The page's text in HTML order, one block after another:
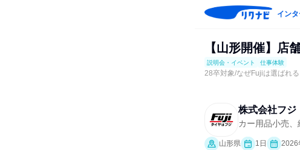
イン
【山形開催】店
説明会・イベント 仕事体験
28卒対象/なぜFujiは選ばれ
株式会社フジ
カー用品小売
山形県 1日
2026